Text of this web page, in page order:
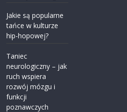
Jakie są popularne
tańce w kulturze
hip-hopowej?
Taniec
neurologiczny – jak
ruch wspiera
rozwój mózgu i
funkcji
poznawczych